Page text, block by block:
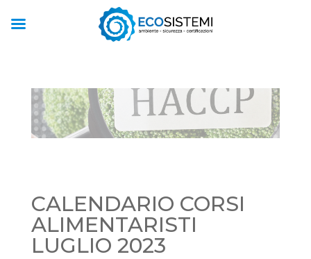
CALENDARIO CORSI
ALIMENTARISTI
LUGLIO 2023